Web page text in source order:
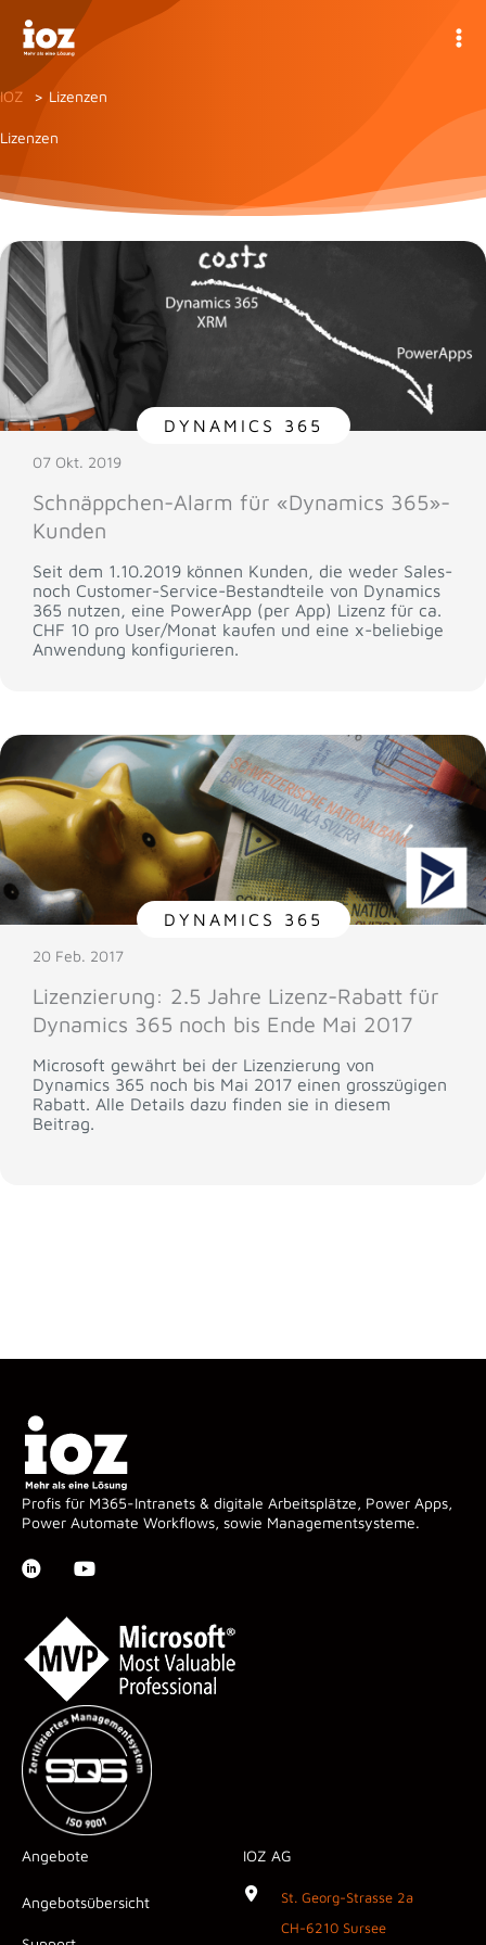
Inhalt
springen
IOZ Lizenzen
Lizenzen
DYNAMICS 365
07 Okt. 2019
Schnäppchen-Alarm für «Dynamics 365»-
Kunden
Seit dem 1.10.2019 können Kunden, die weder Sales-
noch Customer-Service-Bestandteile von Dynamics
365 nutzen, eine PowerApp (per App) Lizenz für ca.
CHF 10 pro User/Monat kaufen und eine x-beliebige
Anwendung konfigurieren.
DYNAMICS 365
20 Feb. 2017
Lizenzierung: 2.5 Jahre Lizenz-Rabatt für
Dynamics 365 noch bis Ende Mai 2017
Microsoft gewährt bei der Lizenzierung von
Dynamics 365 noch bis Mai 2017 einen grosszügigen
Rabatt. Alle Details dazu finden sie in diesem
Beitrag.
Profis für M365-Intranets & digitale Arbeitsplätze, Power Apps,
Power Automate Workflows, sowie Managementsysteme.
Angebote
Angebotsübersicht
IOZ AG
St. Georg-Strasse 2a
CH-6210 Sursee